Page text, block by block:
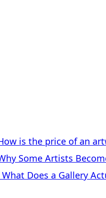
How is the price of an
Some Artists
What Does a Gallery